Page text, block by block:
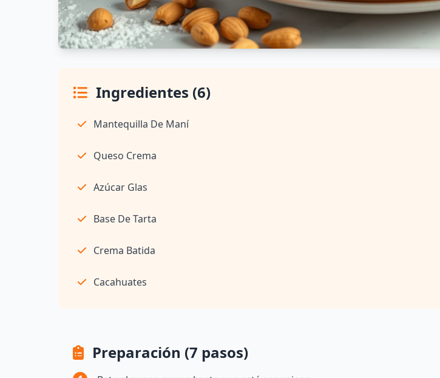
Ingredientes (6)
Mantequilla De Maní
Queso Crema
Azúcar Glas
Base De Tarta
Crema Batida
Cacahuates
Preparación (7 pasos)